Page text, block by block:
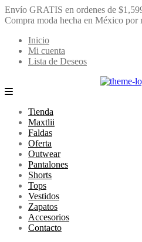
Envío GRATIS en ordenes de
Compra moda hecha en México por
Inicio
Mi cuenta
Lista de Deseos
Tienda
Maxtlii
Faldas
Oferta
Outwear
Pantalones
Shorts
Tops
Vestidos
Zapatos
Accesorios
Contacto